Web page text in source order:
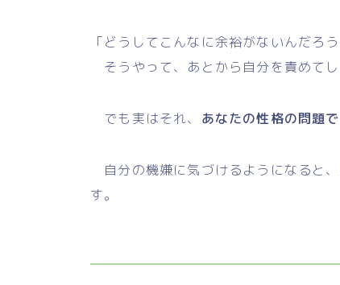
「どうしてこんなに余裕がないんだろ
そうやって、あとから自分を責めて
でも実はそれ、 あなたの性格の問題
自分の機嫌に気づけるようになると
す。